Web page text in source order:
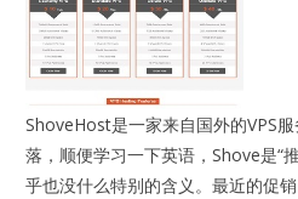
ShoveHost是一家来自国外的VPS
落，顺便学习一下英语，Shove是“
乎也没什么特别的含义。最近的促销